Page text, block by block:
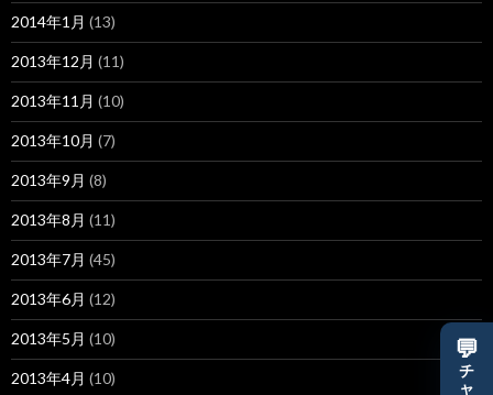
2014年1月 (13)
2013年12月 (11)
2013年11月 (10)
2013年10月 (7)
2013年9月 (8)
2013年8月 (11)
2013年7月 (45)
2013年6月 (12)
2013年5月 (10)
2013年4月 (10)
💬
チ
ャ